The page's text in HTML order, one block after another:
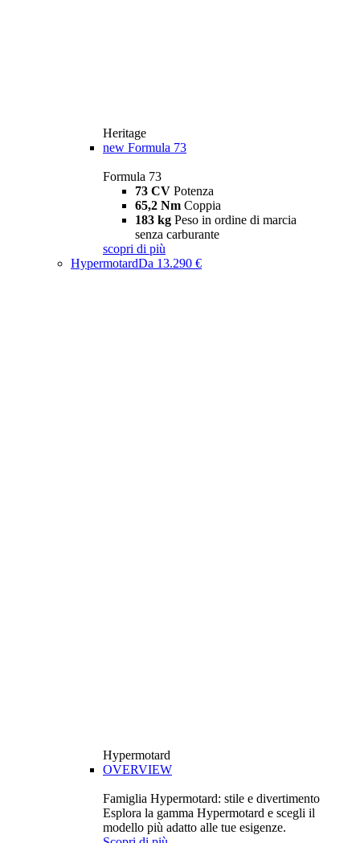
Heritage
new Formula 73
Formula 73
73 CV Potenza
65,2 Nm Coppia
183 kg Peso in ordine di marcia
senza carburante
scopri di più
HypermotardDa 13.290 €
Hypermotard
OVERVIEW
Famiglia Hypermotard: stile e divertimento
Esplora la gamma Hypermotard e scegli il
modello più adatto alle tue esigenze.